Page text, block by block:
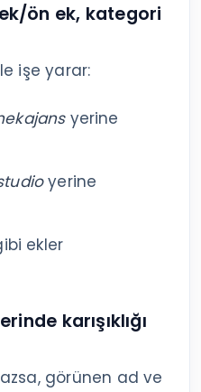
ön ek, kategori
işe yarar:
yerine
yerine
ekler
karışıklığı
görünen ad ve